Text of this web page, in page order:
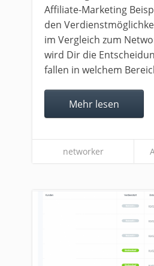
Affiliate-Marketing
den
im Vergleich zum
wird Dir die
fallen in welchem
Mehr lesen
networker